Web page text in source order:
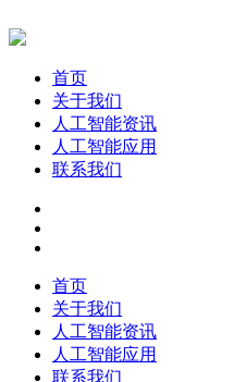
首页
关于我们
人工智能资讯
人工智能应用
联系我们
首页
关于我们
人工智能资讯
人工智能应用
联系我们